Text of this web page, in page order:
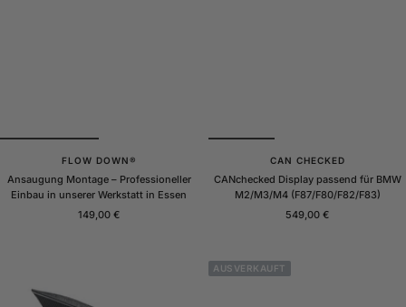
FLOW DOWN®
Ansaugung Montage – Professioneller
Einbau in unserer Werkstatt in Essen
Angebotspreis
149,00 €
CAN CHECKED
CANchecked Display passend für BMW
M2/M3/M4 (F87/F80/F82/F83)
Angebotspreis
549,00 €
AUSVERKAUFT